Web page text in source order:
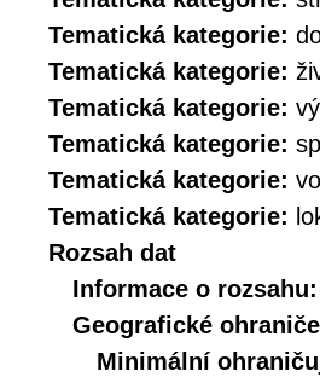
Tematická kategorie:
Tematická kategorie:
Tematická kategorie:
Tematická kategorie:
Tematická kategorie:
Tematická kategorie:
Rozsah dat
Informace o rozsahu:
Geografické
Minimální